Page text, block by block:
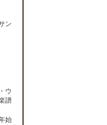
ン
ウ
譜
始